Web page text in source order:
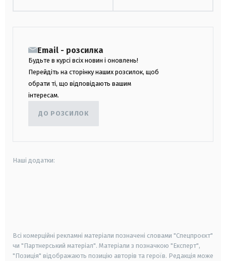
Email - розсилка
Будьте в курсі всіх новин і оновлень!
Перейдіть на сторінку наших розсилок, щоб
обрати ті, що відповідають вашим
інтересам.
ДО РОЗСИЛОК
Наші додатки:
Всі комерційні рекламні матеріали позначені словами "Спецпроєкт"
чи "Партнерський матеріал". Матеріали з позначкою "Експерт",
"Позиція" відображають позицію авторів та героїв. Редакція може